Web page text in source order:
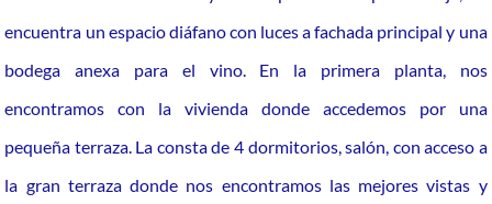
encuentra un espacio diáfano con luces a fachada principal y una
bodega anexa para el vino. En la primera planta, nos
encontramos con la vivienda donde accedemos por una
pequeña terraza. La consta de 4 dormitorios, salón, con acceso a
la gran terraza donde nos encontramos las mejores vistas y